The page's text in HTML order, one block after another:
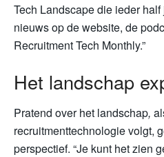
Tech Landscape die ieder
nieuws op de website, de
Recruitment Tech Monthly.”
Het landschap
Pratend over het landschap,
recruitmenttechnologie volgt,
perspectief. “Je kunt het zien